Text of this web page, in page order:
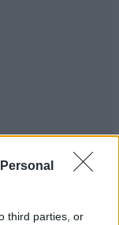
third parties, or